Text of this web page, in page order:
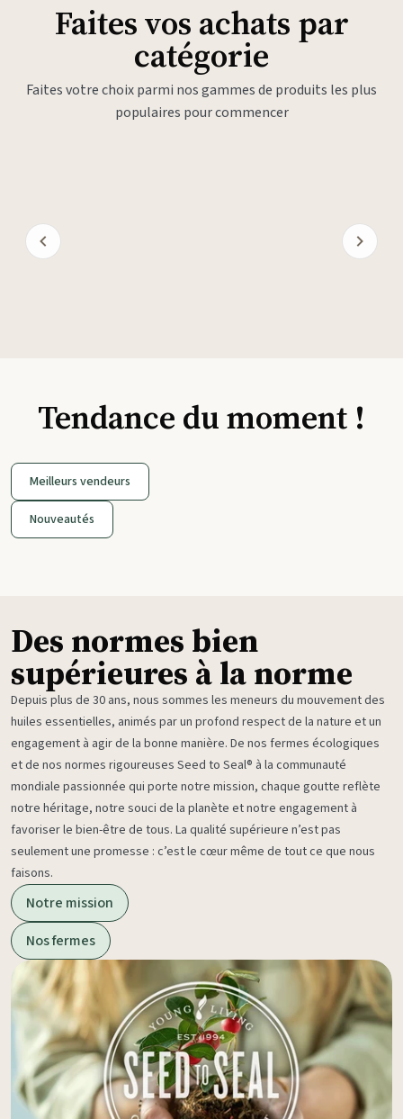
Faites vos achats par
catégorie
Faites votre choix parmi nos gammes de produits les plus
populaires pour commencer
Tendance du moment !
Meilleurs vendeurs
Nouveautés
Des normes bien
supérieures à la norme
Depuis plus de 30 ans, nous sommes les meneurs du mouvement des
huiles essentielles, animés par un profond respect de la nature et un
engagement à agir de la bonne manière. De nos fermes écologiques
et de nos normes rigoureuses Seed to Seal® à la communauté
mondiale passionnée qui porte notre mission, chaque goutte reflète
notre héritage, notre souci de la planète et notre engagement à
favoriser le bien-être de tous. La qualité supérieure n’est pas
seulement une promesse : c’est le cœur même de tout ce que nous
faisons.
Notre mission
Nos fermes